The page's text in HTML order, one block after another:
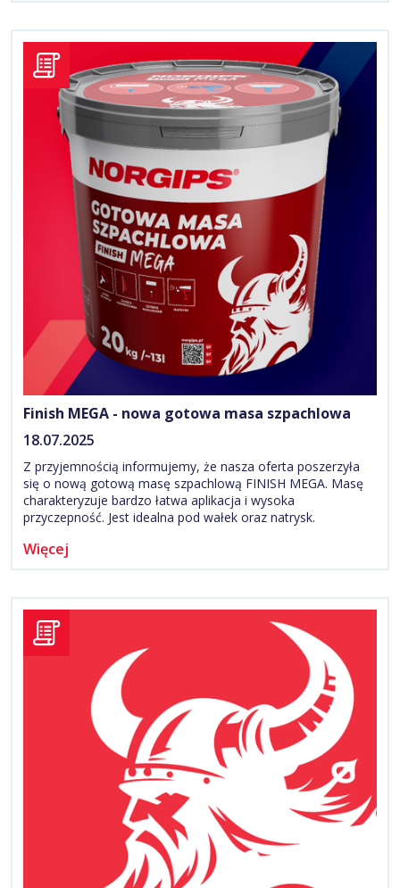
Finish MEGA - nowa gotowa masa szpachlowa
18.07.2025
Z przyjemnością informujemy, że nasza oferta poszerzyła
się o nową gotową masę szpachlową FINISH MEGA. Masę
charakteryzuje bardzo łatwa aplikacja i wysoka
przyczepność. Jest idealna pod wałek oraz natrysk.
Więcej